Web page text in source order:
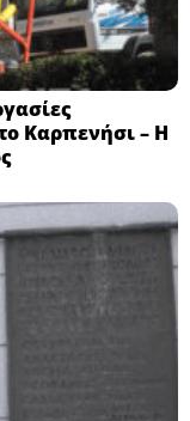
Καρπενήσι – Η